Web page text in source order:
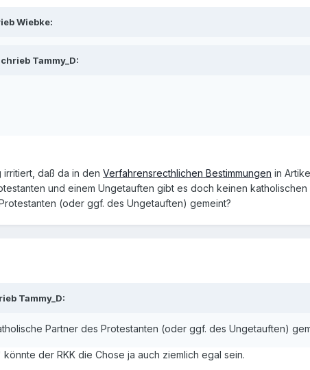
Wiebke:
Tammy_D:
irritiert, daß da in den Verfahrensrecthlichen Bestimmungen in
und einem Ungetauften gibt es doch keinen
(oder ggf. des Ungetauften) gemeint?
Tammy_D:
Partner des Protestanten (oder ggf. des Ungetauften)
der RKK die Chose ja auch ziemlich egal sein.